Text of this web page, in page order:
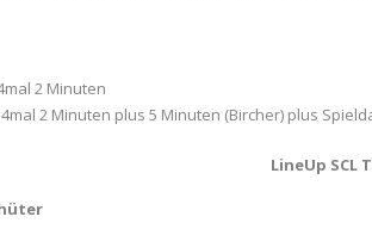
mal 2 Minuten
4mal 2 Minuten plus 5 Minuten (Bircher) plus
LineUp SCL